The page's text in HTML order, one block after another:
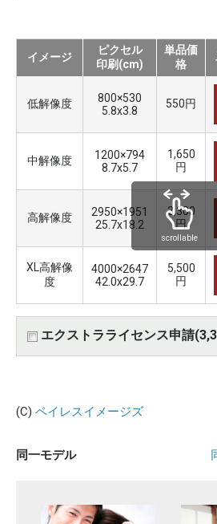
イメージ
ピクセル
印刷(cm)
単品価
格
低解像度
800×530
5.8x3.8
550円
中解像度
1200×794
8.7x5.7
1,650
円
高解像度
2950×1951
25.7x18.2
3,300
円
XL高解像
度
4000×2647
42.0x29.7
5,500
円
エクストラライセンス申請
scrollable
(C) ペイレスイメージズ
同一モデル